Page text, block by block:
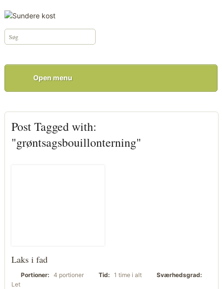
Open menu
Post Tagged with:
"grøntsagsbouillonterning"
Laks i fad
Portioner: 4 portioner Tid: 1 time i alt
Sværhedsgrad:
Let